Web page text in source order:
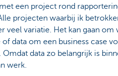
een project rond
projecten waarbij ik
veel variatie. Het kan gaan
data om een business case
data zo belangrijk is
werk.